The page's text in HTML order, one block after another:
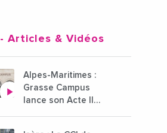
- Articles & Vidéos
Alpes-Maritimes :
Grasse Campus
lance son Acte II